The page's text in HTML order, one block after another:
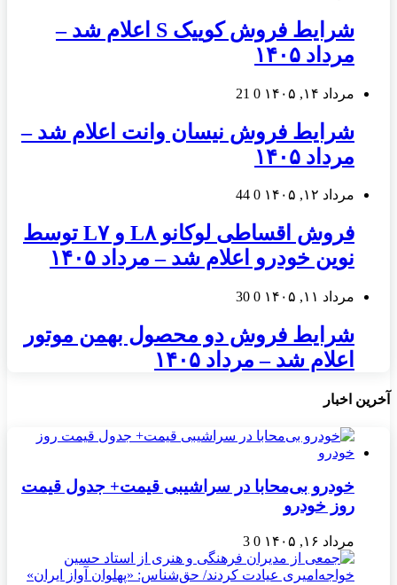
شرایط فروش کوییک S اعلام شد –
مرداد ۱۴۰۵
مرداد ۱۴, ۱۴۰۵ 0
21
شرایط فروش نیسان وانت اعلام شد –
مرداد ۱۴۰۵
مرداد ۱۲, ۱۴۰۵ 0
44
فروش اقساطی لوکانو L۸ و L۷ توسط
نوین خودرو اعلام شد – مرداد ۱۴۰۵
مرداد ۱۱, ۱۴۰۵ 0
30
شرایط فروش دو محصول بهمن موتور
اعلام شد – مرداد ۱۴۰۵
آخرین اخبار
خودرو بی‌محابا در سراشیبی قیمت+ جدول قیمت
روز خودرو
مرداد ۱۶, ۱۴۰۵ 0
3